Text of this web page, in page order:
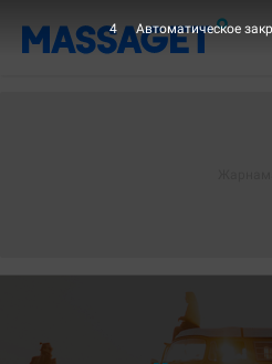
2 Автоматическое